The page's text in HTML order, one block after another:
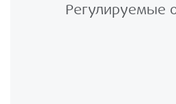
Регулируемые